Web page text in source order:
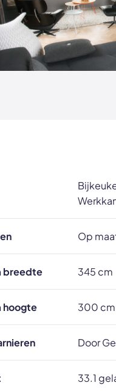
Op
breedte 345 cm
hoogte 300 cm
Door
33.1